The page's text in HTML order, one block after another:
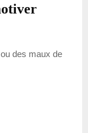
des maux de